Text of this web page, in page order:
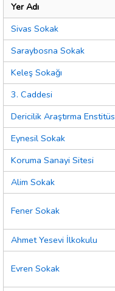
Yer Adı
Sivas Sokak
Saraybosna Sokak
Keleş Sokağı
3. Caddesi
Dericilik Araştırma
Eynesil Sokak
Koruma Sanayi Sitesi
Alim Sokak
Fener Sokak
Ahmet Yesevi İlkokulu
Evren Sokak